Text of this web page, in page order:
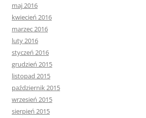
maj 2016
kwiecień 2016
marzec 2016
luty 2016
styczeń 2016
grudzień 2015
listopad 2015
październik 2015
wrzesień 2015
sierpień 2015